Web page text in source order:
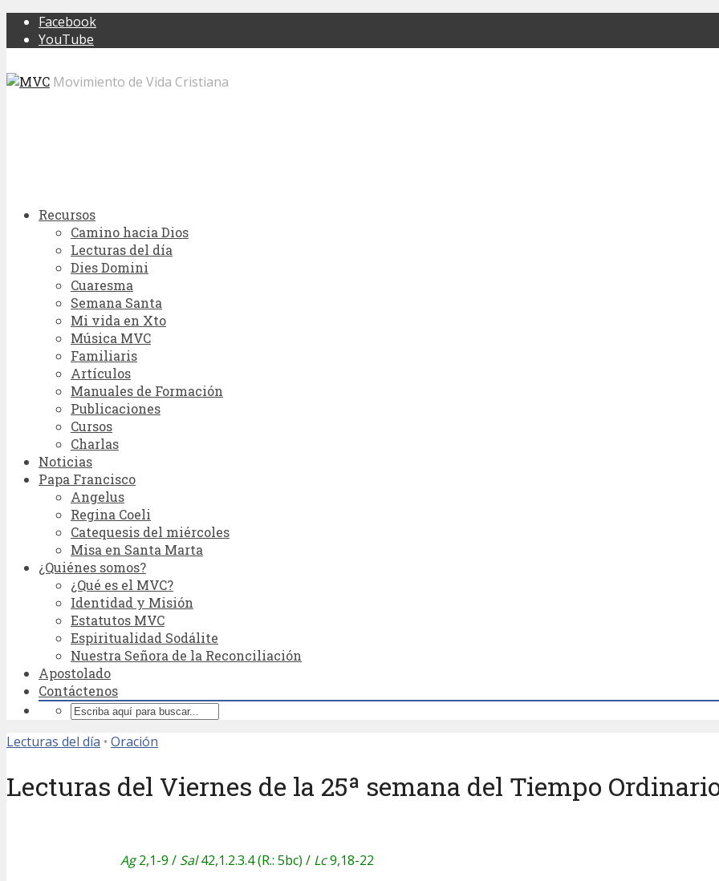
Facebook
YouTube
Movimiento de Vida Cristiana
Recursos
Camino hacia Dios
Lecturas del día
Dies Domini
Cuaresma
Semana Santa
Mi vida en Xto
Música MVC
Familiaris
Artículos
Manuales de Formación
Publicaciones
Cursos
Charlas
Noticias
Papa Francisco
Angelus
Regina Coeli
Catequesis del miércoles
Misa en Santa Marta
¿Quiénes somos?
¿Qué es el MVC?
Identidad y Misión
Estatutos MVC
Espiritualidad Sodálite
Nuestra Señora de la Reconciliación
Apostolado
Contáctenos
Lecturas del día • Oración
Lecturas del Viernes de la 25ª semana del Tiempo
Ag2,1-9 / Sal42,1.2.3.4 (R.: 5bc) / Lc9,18-22